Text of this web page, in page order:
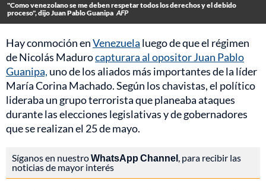
"Como venezolano se me deben respetar todos los derechos y el debido
proceso", dijo Juan Pablo Guanipa AFP
Hay conmoción enVenezuela luego de que el régimen
de Nicolás Madurocapturara al opositor Juan Pablo
Guanipa, uno de los aliados más importantes de la líder
María Corina Machado. Según los chavistas, el político
lideraba un grupo terrorista que planeaba ataques
durante las elecciones legislativas y de gobernadores
que se realizan el 25 de mayo.
Síganos en nuestroWhatsApp Channel, para recibir las
noticias de mayor interés